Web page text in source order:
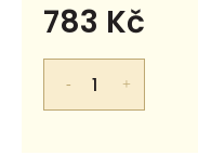
783 Kč
Měrná
cena: